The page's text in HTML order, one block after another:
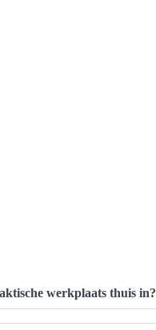
werkplaats thuis in?